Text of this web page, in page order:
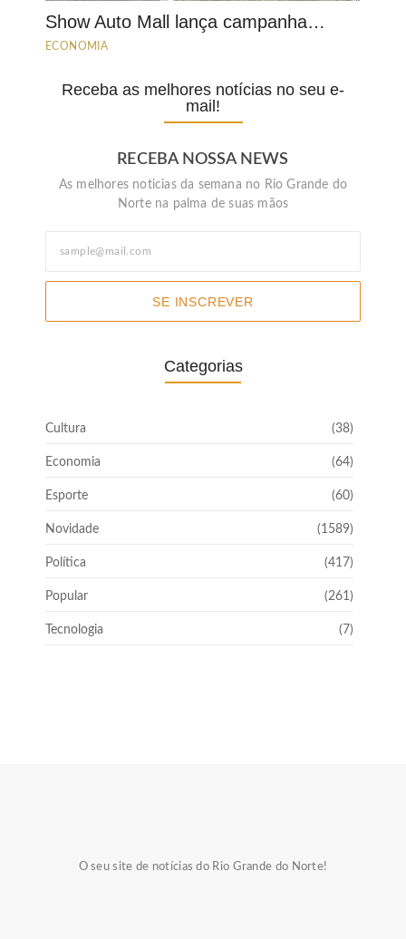
Show Auto Mall lança campanha…
ECONOMIA
Receba as melhores notícias no seu e-
mail!
RECEBA NOSSA NEWS
As melhores noticias da semana no Rio Grande do
Norte na palma de suas mãos
SE INSCREVER
Categorias
Cultura (38)
Economia (64)
Esporte (60)
Novidade (1589)
Política (417)
Popular (261)
Tecnologia (7)
O seu site de notícias do Rio Grande do Norte!